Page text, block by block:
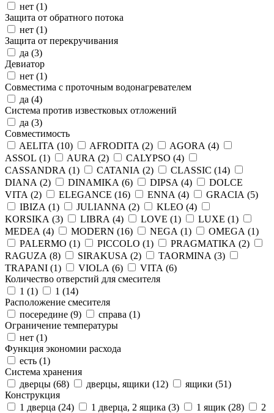
нет (1)
Защита от обратного потока
нет (1)
Защита от перекручивания
да (3)
Девиатор
нет (1)
Совместима с проточным водонагревателем
да (4)
Система против известковых отложений
да (3)
Совместимость
AELITA (10) AFRODITA (2) AGORA (4)
ASSOL (1) AURA (2) CALYPSO (4)
CASSANDRA (1) CATANIA (2) CLASSIC (14)
DIANA (2) DINAMIKA (6) DIPSA (4)
DOLCE
VITA (2) ELEGANCE (16) ENNA (4) GRACIA (5)
IBIZA (1) JULIANNA (2) KLEO (4)
KORSIKA (3) LIBRA (4) LOVE (1) LUXE (1)
MEDEA (4) MODERN (16) NEGA (1) OMEGA (1)
PALERMO (1) PICCOLO (1) PRAGMATIKA (2)
RAGUZA (8) SIRAKUSA (2) TAORMINA (3)
TRAPANI (1) VIOLA (6) VITA (6)
Количество отверстий для смесителя
1 (1) 1 (14)
Расположение смесителя
посередине (9) справа (1)
Ограничение температуры
нет (1)
Функция экономии расхода
есть (1)
Система хранения
дверцы (68) дверцы, ящики (12) ящики (51)
Конструкция
1 дверца (24) 1 дверца, 2 ящика (3) 1 ящик (28)
2